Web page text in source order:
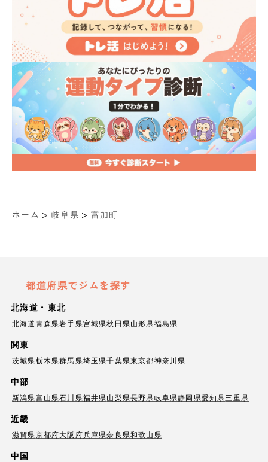
ホーム > 岐阜県 > 富加町
都道府県でジムを探す
北海道・東北
北海道青森県岩手県宮城県秋田県山形県福島県
関東
茨城県栃木県群馬県埼玉県千葉県東京都神奈川県
中部
新潟県富山県石川県福井県山梨県長野県岐阜県静岡県愛知県三重県
近畿
滋賀県京都府大阪府兵庫県奈良県和歌山県
中国